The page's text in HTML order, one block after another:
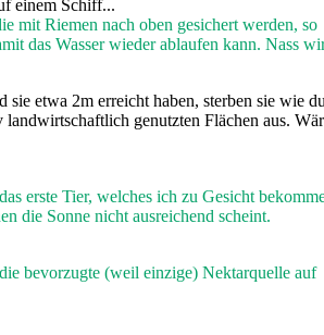
mit Riemen nach oben gesichert werden, so
das Wasser wieder ablaufen kann. Nass
etwa 2m erreicht haben, sterben sie wie
genutzten Flächen aus.
erste Tier, welches ich zu Gesicht
die Sonne nicht ausreichend scheint.
bevorzugte (weil einzige) Nektarquelle auf